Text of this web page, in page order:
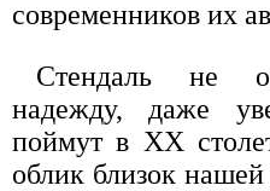
современников их
Стендаль не
надежду, даже
поймут в XX
облик близок